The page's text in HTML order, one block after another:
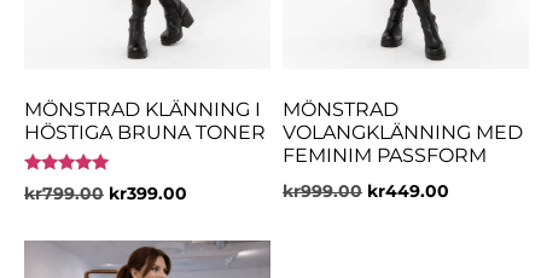
MÖNSTRAD KLÄNNING I
HÖSTIGA BRUNA TONER
Betygsatt
5.00
kr799.00 kr399.00
MÖNSTRAD
VOLANGKLÄNNING MED
FEMINIM PASSFORM
kr999.00 kr449.00